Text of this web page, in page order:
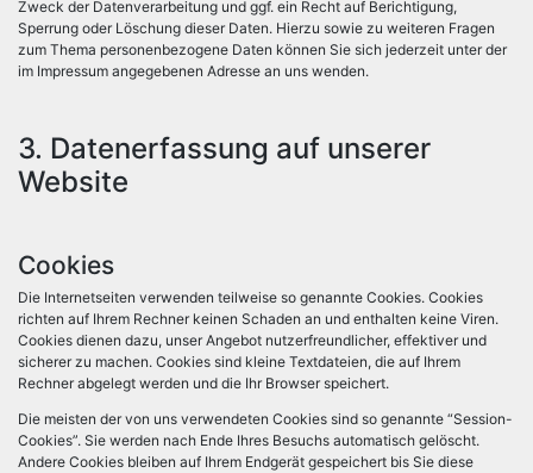
Zweck der Datenverarbeitung und ggf. ein Recht auf Berichtigung,
Sperrung oder Löschung dieser Daten. Hierzu sowie zu weiteren Fragen
zum Thema personenbezogene Daten können Sie sich jederzeit unter der
im Impressum angegebenen Adresse an uns wenden.
3. Datenerfassung auf unserer
Website
Cookies
Die Internetseiten verwenden teilweise so genannte Cookies. Cookies
richten auf Ihrem Rechner keinen Schaden an und enthalten keine Viren.
Cookies dienen dazu, unser Angebot nutzerfreundlicher, effektiver und
sicherer zu machen. Cookies sind kleine Textdateien, die auf Ihrem
Rechner abgelegt werden und die Ihr Browser speichert.
Die meisten der von uns verwendeten Cookies sind so genannte “Session-
Cookies”. Sie werden nach Ende Ihres Besuchs automatisch gelöscht.
Andere Cookies bleiben auf Ihrem Endgerät gespeichert bis Sie diese